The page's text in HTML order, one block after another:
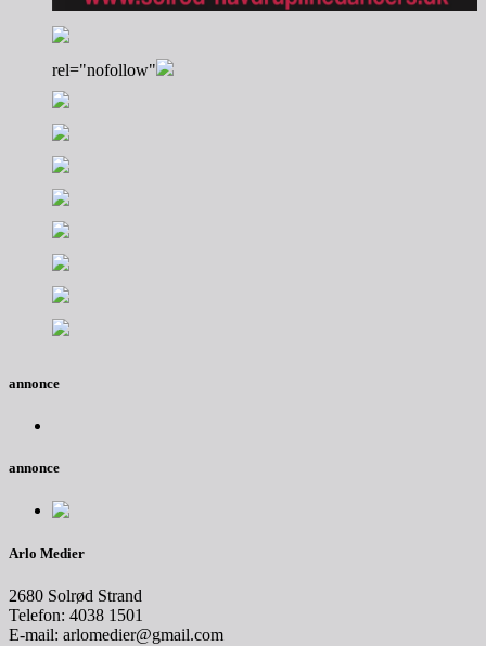
rel="nofollow"
annonce
annonce
Arlo Medier
2680 Solrød Strand
Telefon: 4038 1501
E-mail: arlomedier@gmail.com